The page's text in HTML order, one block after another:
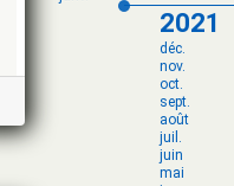
2021
déc.
nov.
oct.
sept.
août
juil.
juin
mai